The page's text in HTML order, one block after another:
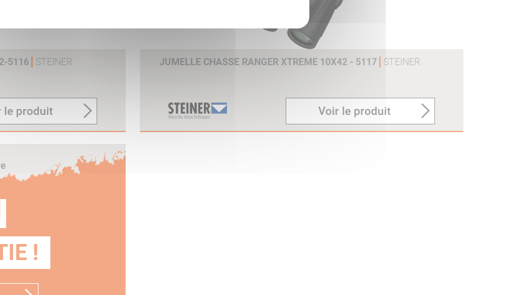
5116 STEINER
le produit
JUMELLE CHASSE RANGER XTREME 10X42 - 5117 STEINER
Voir le produit
!